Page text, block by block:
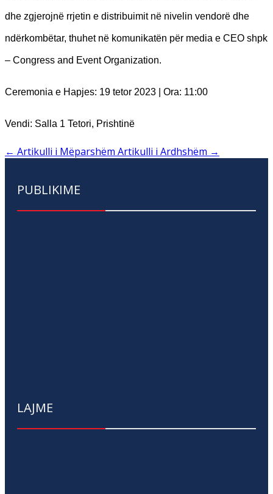
dhe zgjerojnë rrjetin e distribuimit në nivelin vendorë dhe
ndërkombëtar, thuhet në komunikatën për media e CEO shpk
– Congress and Event Organization.
Ceremonia e Hapjes: 19 tetor 2023 | Ora: 11:00
Vendi: Salla 1 Tetori, Prishtinë
← Artikulli i Mëparshëm Artikulli i Ardhshëm →
PUBLIKIME
LAJME